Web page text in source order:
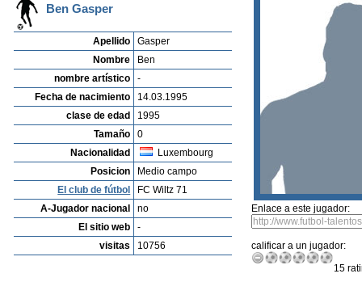
Ben Gasper
Apellido
Gasper
Nombre
Ben
nombre artístico
-
Fecha de nacimiento
14.03.1995
clase de edad
1995
Tamaño
0
Nacionalidad
Luxembourg
Posicion
Medio campo
El club de fútbol
FC Wiltz 71
A-Jugador nacional
no
El sitio web
-
visitas
10756
Enlace a este jugador:
calificar a un jugador:
15